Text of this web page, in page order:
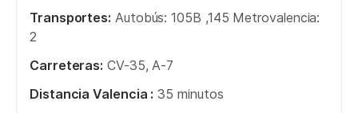
Transportes: Autobús: 105B ,145 Metrovalencia:
2
Carreteras: CV-35, A-7
Distancia Valencia : 35 minutos